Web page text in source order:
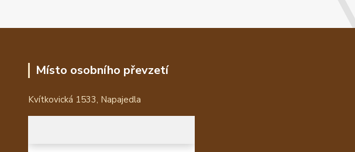
Místo osobního převzetí
Kvítkovická 1533, Napajedla